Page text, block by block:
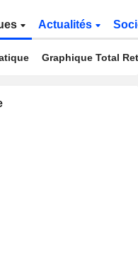
Actualités
Graphique Total